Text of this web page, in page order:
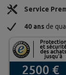
Service
40 ans de